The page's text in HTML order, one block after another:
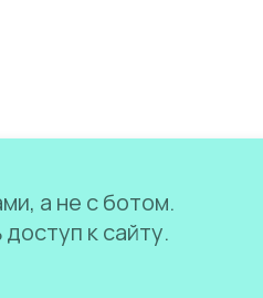
а не с ботом.
к сайту.